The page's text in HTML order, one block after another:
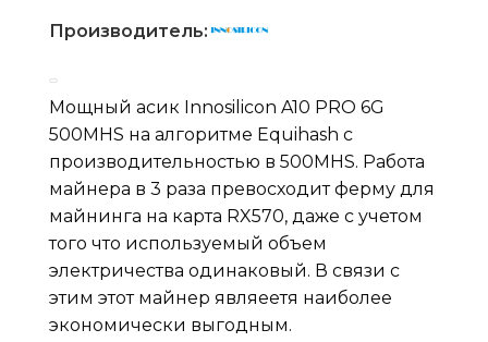
Производитель:
Мощный асик Innosilicon A10 PRO 6G
500MHS на алгоритме Equihash с
производительностью в 500MHS. Работа
майнера в 3 раза превосходит ферму для
майнинга на карта RX570, даже с учетом
того что используемый объем
электричества одинаковый. В связи с
этим этот майнер являеетя наиболее
экономически выгодным.